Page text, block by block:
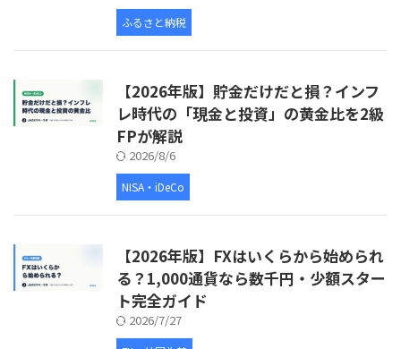
ふるさと納税
【2026年版】貯金だけだと損？インフ
レ時代の「現金と投資」の黄金比を2級
FPが解説
2026/8/6
NISA・iDeCo
【2026年版】FXはいくらから始められ
る？1,000通貨なら数千円・少額スター
ト完全ガイド
2026/7/27